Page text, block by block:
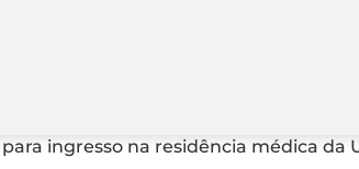
ingresso na residência médica da